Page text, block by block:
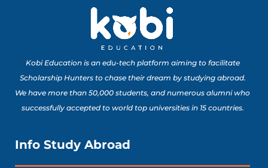
Kobi Education is an edu-tech platform aiming to facilitate
Scholarship Hunters to chase their dream by studying abroad.
We have more than 50,000 students, and numerous alumni who
successfully accepted to world top universities in 15 countries.
Info Study Abroad